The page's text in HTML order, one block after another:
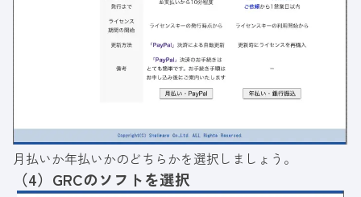
月払いか年払いかのどちらかを選択しましょう。
（4）GRCのソフトを選択